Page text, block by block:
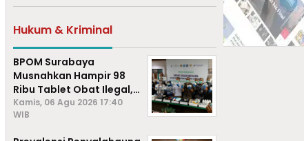
Hukum & Kriminal
BPOM Surabaya
Musnahkan Hampir 98
Ribu Tablet Obat Ilegal,
Cegah Penyalahgunaan
di Kalangan Pelajar
Kamis, 06 Agu 2026 17:40
WIB